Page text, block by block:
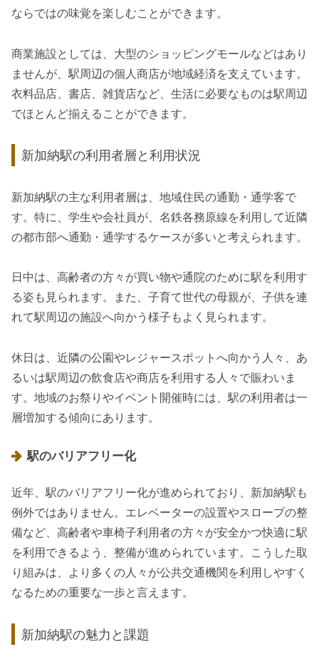
ならではの味覚を楽しむことができます。
商業施設としては、大型のショッピングモールなどはあり
ませんが、駅周辺の個人商店が地域経済を支えています。
衣料品店、書店、雑貨店など、生活に必要なものは駅周辺
でほとんど揃えることができます。
新加納駅の利用者層と利用状況
新加納駅の主な利用者層は、地域住民の通勤・通学客で
す。特に、学生や会社員が、名鉄各務原線を利用して近隣
の都市部へ通勤・通学するケースが多いと考えられます。
日中は、高齢者の方々が買い物や通院のために駅を利用す
る姿も見られます。また、子育て世代の母親が、子供を連
れて駅周辺の施設へ向かう様子もよく見られます。
休日は、近隣の公園やレジャースポットへ向かう人々、あ
るいは駅周辺の飲食店や商店を利用する人々で賑わいま
す。地域のお祭りやイベント開催時には、駅の利用者は一
層増加する傾向にあります。
駅のバリアフリー化
近年、駅のバリアフリー化が進められており、新加納駅も
例外ではありません。エレベーターの設置やスロープの整
備など、高齢者や車椅子利用者の方々が安全かつ快適に駅
を利用できるよう、整備が進められています。こうした取
り組みは、より多くの人々が公共交通機関を利用しやすく
なるための重要な一歩と言えます。
新加納駅の魅力と課題